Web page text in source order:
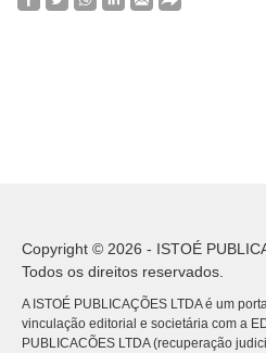
Copyright © 2026 - ISTOÉ
Todos os direitos reservados.
A ISTOÉ PUBLICAÇÕES LTDA é um
vinculação editorial e societária com a
PUBLICACÕES LTDA (recuperação